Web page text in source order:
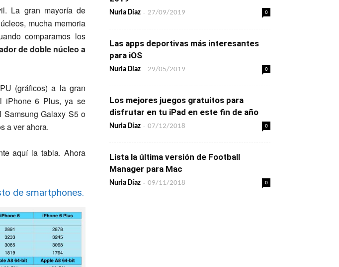
La gran mayoría de
mucha memoria
comparamos los
de doble núcleo a
(gráficos) a la gran
iPhone 6 Plus, ya se
Samsung Galaxy S5 o
a ver ahora.
aquí la tabla. Ahora
de smartphones.
Nuria Díaz - 27/09/2019 0
Las apps deportivas más interesantes
para iOS
Nuria Díaz - 29/05/2019 0
Los mejores juegos gratuitos para
disfrutar en tu iPad en este fin de año
Nuria Díaz - 07/12/2018 0
Lista la última versión de Football
Manager para Mac
Nuria Díaz - 09/11/2018 0